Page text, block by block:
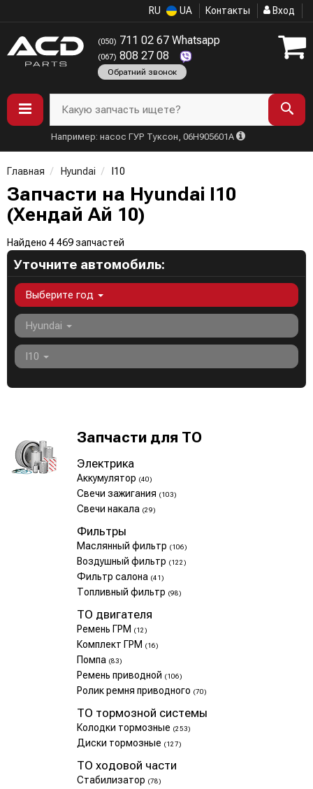
RU UA Контакты Вход
(050) 711 02 67 Whatsapp
(067) 808 27 08
Обратний звонок
Какую запчасть ищете?
Например: насос ГУР Туксон, 06H905601A
Главная Hyundai I10
Запчасти на Hyundai I10
(Хендай Ай 10)
Найдено 4 469 запчастей
Уточните автомобиль:
Выберите год
Hyundai
I10
Запчасти для ТО
Электрика
Аккумулятор (40)
Свечи зажигания (103)
Свечи накала (29)
Фильтры
Маслянный фильтр (106)
Воздушный фильтр (122)
Фильтр салона (41)
Топливный фильтр (98)
ТО двигателя
Ремень ГРМ (12)
Комплект ГРМ (16)
Помпа (83)
Ремень приводной (106)
Ролик ремня приводного (70)
ТО тормозной системы
Колодки тормозные (253)
Диски тормозные (127)
ТО ходовой части
Стабилизатор (78)